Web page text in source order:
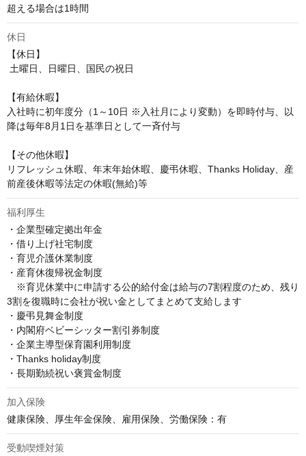
超える場合は1時間
休日
【休日】
【有給休暇】
入社時に初年度分（1～10日 ※入社月により変動）を即時付与、以
降は毎年8月1日を基準日として一斉付与
【その他休暇】
リフレッシュ休暇、年末年始休暇、慶弔休暇、Thanks Holiday、産
前産後休暇等法定の休暇(無給)等
福利厚生
・企業型確定拠出年金
・借り上げ社宅制度
・育児介護休業制度
・産育休復帰祝金制度
※育児休業中に申請する公的給付金は給与の7割程度のため、残り
3割を復職時に会社が祝い金としてまとめて支給します
・慶弔見舞金制度
・内閣府ベビーシッター割引券制度
・企業主導型保育園利用制度
・Thanks holiday制度
・長期勤続祝い褒賞金制度
加入保険
健康保険、厚生年金保険、雇用保険、労働保険：有
受動喫煙対策